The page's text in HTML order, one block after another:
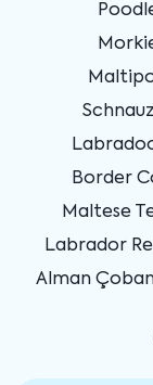
Border
Maltese
Labrador
Alman